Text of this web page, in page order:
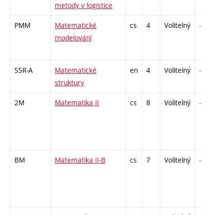
metody v logistice
PMM
Matematické
modelování
cs 4 Volitelný -
SSR-A
Matematické
struktury
en 4 Volitelný -
2M Matematika II cs 8 Volitelný -
BM Matematika II-B cs 7 Volitelný -